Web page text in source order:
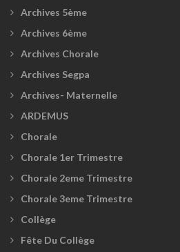
Archives 5ème
Archives 6ème
Archives Chorale
Archives Segpa
Archives- Maternelle
ARDEMUS
Chorale
Chorale 1er Trimestre
Chorale 2eme Trimestre
Chorale 3eme Trimestre
Collège
Fête Du Collège